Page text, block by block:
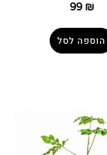
99 ₪
הוספה לסל